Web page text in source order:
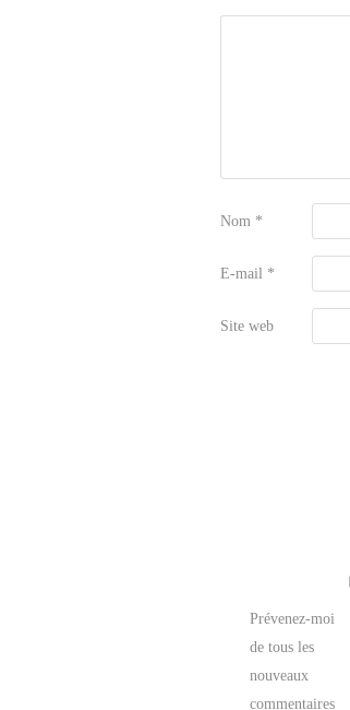
Nom *
E-mail *
Site web
Prévenez-moi
de tous les
nouveaux
commentaires